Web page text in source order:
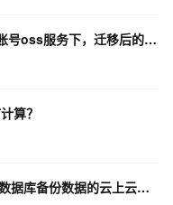
将当前账号oss所有内容迁移值另一个账号oss服务下，迁移后的文件key会变化吗？
算？
英方对象存储管理产品i2DTO如何支持数据库备份数据的云上云下迁移？